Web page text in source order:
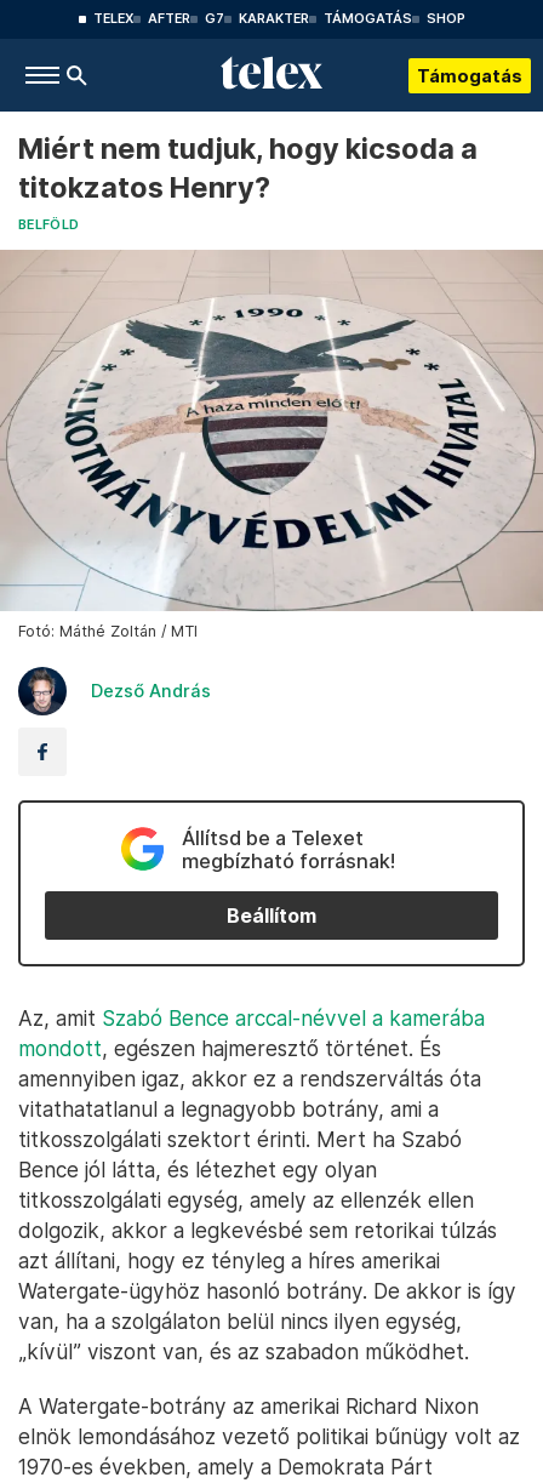
TELEX AFTER G7 KARAKTER TÁMOGATÁS SHOP
Támogatás
Miért nem tudjuk, hogy kicsoda a
titokzatos Henry?
BELFÖLD
Fotó: Máthé Zoltán / MTI
Dezső András
Állítsd be a Telexet
megbízható forrásnak!
Beállítom
Az, amit Szabó Bence arccal-névvel a kamerába
mondott, egészen hajmeresztő történet. És
amennyiben igaz, akkor ez a rendszerváltás óta
vitathatatlanul a legnagyobb botrány, ami a
titkosszolgálati szektort érinti. Mert ha Szabó
Bence jól látta, és létezhet egy olyan
titkosszolgálati egység, amely az ellenzék ellen
dolgozik, akkor a legkevésbé sem retorikai túlzás
azt állítani, hogy ez tényleg a híres amerikai
Watergate-ügyhöz hasonló botrány. De akkor is így
van, ha a szolgálaton belül nincs ilyen egység,
„kívül” viszont van, és az szabadon működhet.
A Watergate-botrány az amerikai Richard Nixon
elnök lemondásához vezető politikai bűnügy volt az
1970-es években, amely a Demokrata Párt